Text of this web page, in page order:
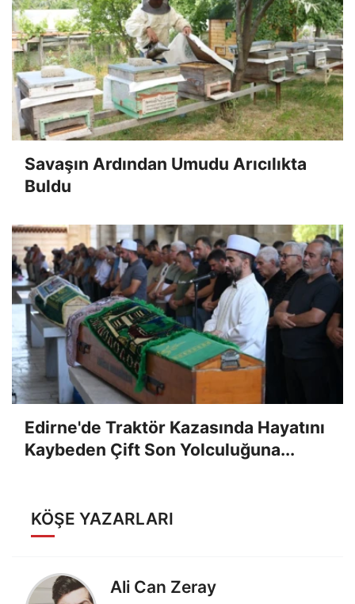
Savaşın Ardından Umudu Arıcılıkta
Buldu
Edirne'de Traktör Kazasında Hayatını
Kaybeden Çift Son Yolculuğuna...
KÖŞE YAZARLARI
Ali Can Zeray